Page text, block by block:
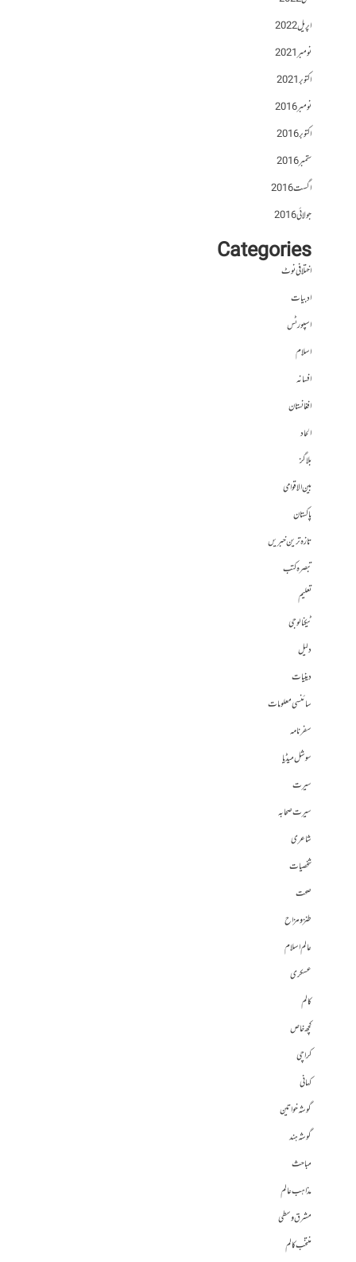
اپریل 2022
نومبر 2021
اکتوبر 2021
نومبر 2016
اکتوبر 2016
ستمبر 2016
اگست 2016
جولائی 2016
Categories
اختلافی نوٹ
ادبیات
اسپورٹس
اسلام
افسانہ
افغانستان
الحاد
بلاگز
بین الاقوامی
پاکستان
تازہ ترین خبریں
تبصرہ کتب
تعلیم
ٹیکنالوجی
دلیل
دینیات
سائنسی معلومات
سفرنامہ
سوشل میڈیا
سیرت
سیرت صحابہ
شاعری
شخصیات
صحت
طنز و مزاح
عالم اسلام
عسکری
کالم
کچھ خاص
کراچی
کہانی
گوشہ خواتین
گوشہ ہند
مباحث
مذاہب عالم
مشرق وسطی
منتخب کالم